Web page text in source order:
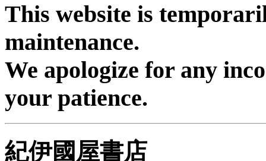
This website is
maintenance.
We apologize for any
your patience.
紀伊國屋書店